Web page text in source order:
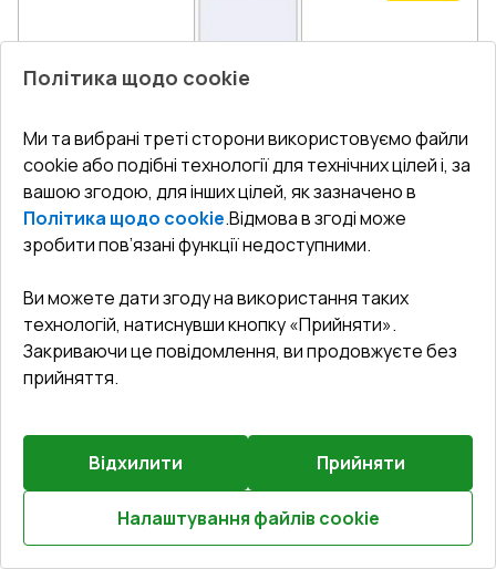
Розрахуй онлайн
Попереднє
замовлення
Залиште відгук
Вікна 1050x1900 мм REHAU Euro 70 Білий (RAL 9016) з
двох сторін
Профільна система: 5камерна
Глибина профілю:
Ущільнення: 2 Рівні
Склопакет:
$152.28
Детальніше / Змінити
НАЦ. КЕШБЕК 10%
Політика щодо cookie
Ми та вибрані треті сторони використовуємо файли
cookie або подібні технології для технічних цілей і, за
вашою згодою, для інших цілей, як зазначено в
Політика щодо cookie.Відмова в згоді може
зробити пов’язані функції недоступними.
Ви можете дати згоду на використання таких
технологій, натиснувши кнопку «Прийняти».
Закриваючи це повідомлення, ви продовжуєте без
прийняття.
Відхилити Прийняти
Налаштування файлів cookie